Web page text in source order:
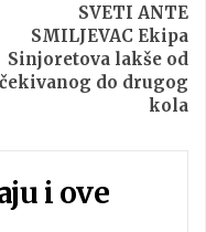
SVETI ANTE
SMILJEVAC Ekipa
Sinjoretova lakše od
do drugog
kola
i ove